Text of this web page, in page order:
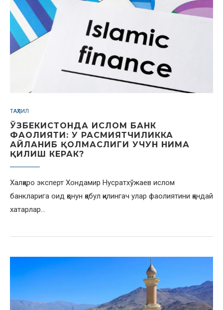
ТАҲЛИЛ
ЎЗБЕКИСТОНДА ИСЛОМ БАНК
ФАОЛИЯТИ: У РАСМИЯТЧИЛИККА
АЙЛАНИБ ҚОЛМАСЛИГИ УЧУН НИМА
ҚИЛИШ КЕРАК?
Халқаро эксперт Хондамир Нусратхўжаев ислом
банкларига оид қонун қабул қилингач улар фаолиятини қандай
хатарлар…